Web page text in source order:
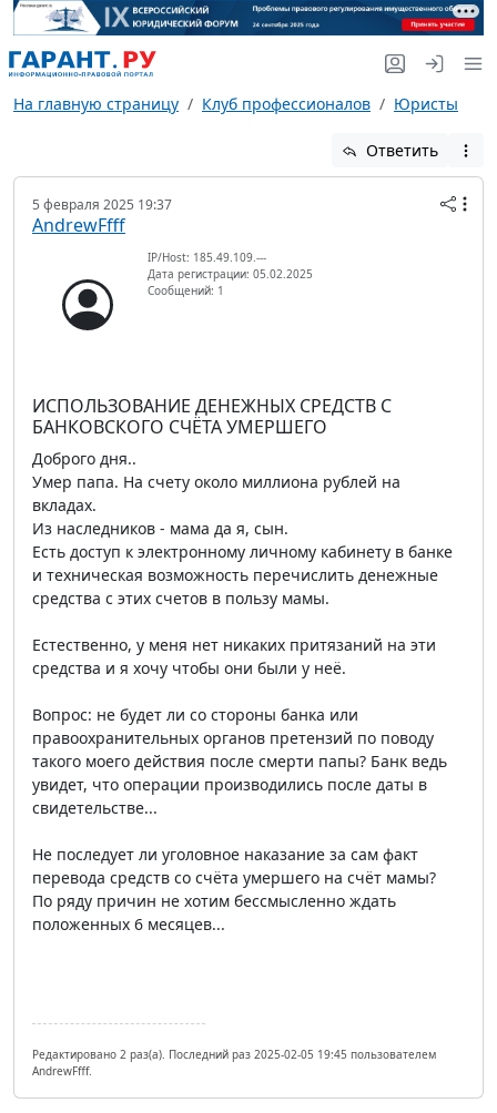
На главную страницу Клуб профессионалов Юристы
Ответить
5 февраля 2025 19:37
AndrewFfff
IP/Host: 185.49.109.---
Дата регистрации: 05.02.2025
Сообщений: 1
ИСПОЛЬЗОВАНИЕ ДЕНЕЖНЫХ СРЕДСТВ С
БАНКОВСКОГО СЧЁТА УМЕРШЕГО
Доброго дня..
Умер папа. На счету около миллиона рублей на
вкладах.
Из наследников - мама да я, сын.
Есть доступ к электронному личному кабинету в банке
и техническая возможность перечислить денежные
средства с этих счетов в пользу мамы.
Естественно, у меня нет никаких притязаний на эти
средства и я хочу чтобы они были у неё.
Вопрос: не будет ли со стороны банка или
правоохранительных органов претензий по поводу
такого моего действия после смерти папы? Банк ведь
увидет, что операции производились после даты в
свидетельстве...
Не последует ли уголовное наказание за сам факт
перевода средств со счёта умершего на счёт мамы?
По ряду причин не хотим бессмысленно ждать
положенных 6 месяцев...
Редактировано 2 раз(а). Последний раз 2025-02-05 19:45 пользователем
AndrewFfff.